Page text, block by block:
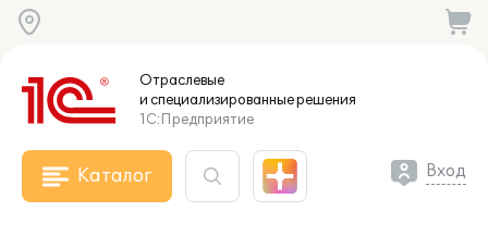
Отраслевые
и специализированныерешения
1С:Предприятие
Каталог Вход